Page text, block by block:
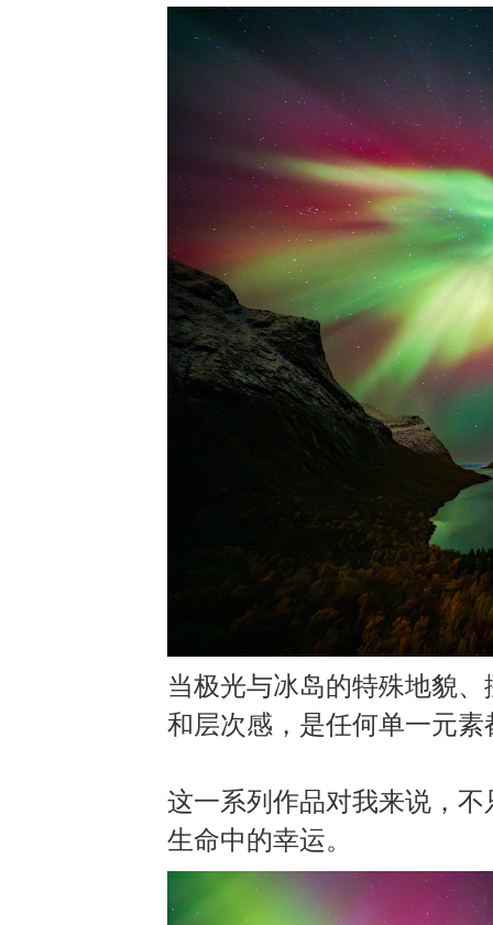
当极光与冰岛的特殊地貌、
和层次感，是任何单一元素
这一系列作品对我来说，
生命中的幸运。